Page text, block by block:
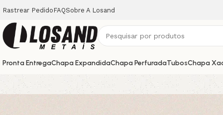
Rastrear Pedido FAQSobre A Losand
Pronta EntregaChapa ExpandidaChapa PerfuradaTubosChapa